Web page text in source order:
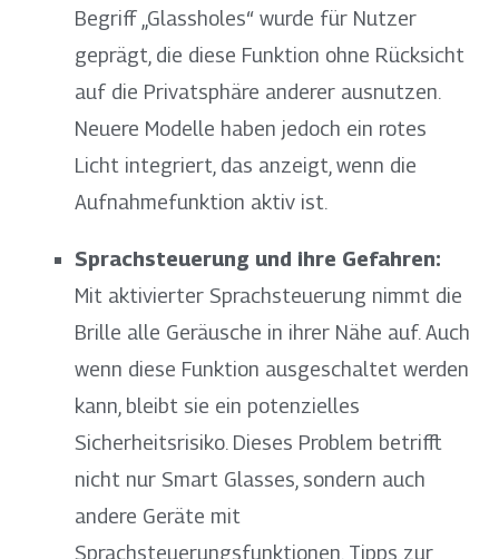
Begriff „Glassholes“ wurde für Nutzer
geprägt, die diese Funktion ohne Rücksicht
auf die Privatsphäre anderer ausnutzen.
Neuere Modelle haben jedoch ein rotes
Licht integriert, das anzeigt, wenn die
Aufnahmefunktion aktiv ist.
Sprachsteuerung und ihre Gefahren:
Mit aktivierter Sprachsteuerung nimmt die
Brille alle Geräusche in ihrer Nähe auf. Auch
wenn diese Funktion ausgeschaltet werden
kann, bleibt sie ein potenzielles
Sicherheitsrisiko. Dieses Problem betrifft
nicht nur Smart Glasses, sondern auch
andere Geräte mit
Sprachsteuerungsfunktionen. Tipps zur